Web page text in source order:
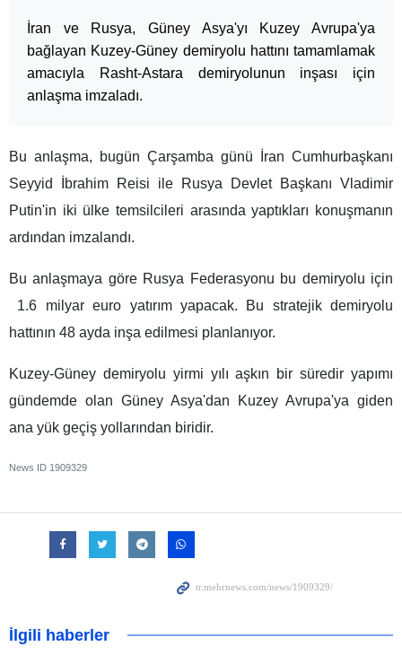
İran ve Rusya, Güney Asya'yı Kuzey Avrupa'ya
bağlayan Kuzey-Güney demiryolu hattını tamamlamak
amacıyla Rasht-Astara demiryolunun inşası için
anlaşma imzaladı.
Bu anlaşma, bugün Çarşamba günü İran Cumhurbaşkanı
Seyyid İbrahim Reisi ile Rusya Devlet Başkanı Vladimir
Putin'in iki ülke temsilcileri arasında yaptıkları konuşmanın
ardından imzalandı.
Bu anlaşmaya göre Rusya Federasyonu bu demiryolu için
1.6 milyar euro yatırım yapacak. Bu stratejik demiryolu
hattının 48 ayda inşa edilmesi planlanıyor.
Kuzey-Güney demiryolu yirmi yılı aşkın bir süredir yapımı
gündemde olan Güney Asya'dan Kuzey Avrupa'ya giden
ana yük geçiş yollarından biridir.
News ID 1909329
İlgili haberler